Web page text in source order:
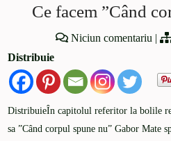
Ce facem ”Când
Niciun comentariu |
Distribuie
DistribuieÎn capitolul referitor la bolile
sa ”Când corpul spune nu” Gabor Mate